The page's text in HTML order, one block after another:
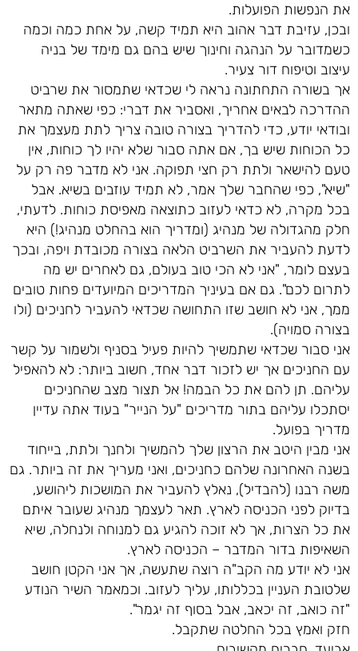
את הנפשות הפועלות.
ובכן, עזיבת דבר אהוב היא תמיד קשה, על אחת כמה וכמה
כשמדובר על הנהגה וחינוך שיש בהם גם מימד של בניה
עיצוב וטיפוח דור צעיר.
אך בשורה התחתונה נראה לי שכדאי שתמסור את שרביט
ההדרכה לבאים אחריך, ואסביר את דברי: כפי שאתה מתאר
ובודאי יודע, כדי להדריך בצורה טובה צריך לתת מעצמך את
כל הכוחות שיש בך, אם אתה סבור שלא יהיו לך כוחות, אין
טעם להישאר ולתת רק חצי תפוקה. אני לא מדבר פה רק על
"שיא", כפי שהחבר שלך אמר, לא תמיד עוזבים בשיא. אבל
בכל מקרה, לא כדאי לעזוב כתוצאה מאפיסת כוחות. לדעתי,
חלק מהגדולה של מנהיג (ומדריך הוא בהחלט מנהיג!) היא
לדעת להעביר את השרביט הלאה בצורה מכובדת ויפה, ובכך
בעצם לומר, "אני לא הכי טוב בעולם, גם לאחרים יש מה
לתרום לכם". גם אם בעיניך המדריכים המיועדים פחות טובים
ממך, אני לא חושב שזו התחושה שכדאי להעביר לחניכים (ולו
בצורה סמויה).
אני סבור שכדאי שתמשיך להיות פעיל בסניף ולשמור על קשר
עם החניכים אך יש לזכור דבר אחד, חשוב ביותר: לא להאפיל
עליהם. תן להם את כל הבמה! אל תצור מצב שהחניכים
יסתכלו עליהם בתור מדריכים "על הנייר" בעוד אתה עדיין
מדריך בפועל.
אני מבין היטב את הרצון שלך להמשיך ולחנך ולתת, בייחוד
בשנה האחרונה שלהם כחניכים, ואני מעריך את זה ביותר. גם
משה רבנו (להבדיל), נאלץ להעביר את המושכות ליהושע,
בדיוק לפני הכניסה לארץ. תאר לעצמך מנהיג שעובר איתם
את כל הצרות, אך לא זוכה להגיע גם למנוחה ולנחלה, שיא
השאיפות בדור המדבר – הכניסה לארץ.
אני לא יודע מה הקב"ה רוצה שתעשה, אך אני הקטן חושב
שלטובת העניין בכללותו, עליך לעזוב. וכמאמר השיר הנודע
"זה כואב, זה יכאב, אבל בסוף זה יגמר".
חזק ואמץ בכל החלטה שתקבל.